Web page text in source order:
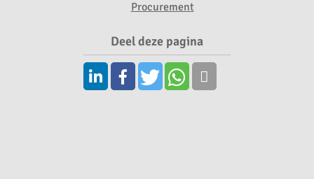
Procurement
Deel deze pagina